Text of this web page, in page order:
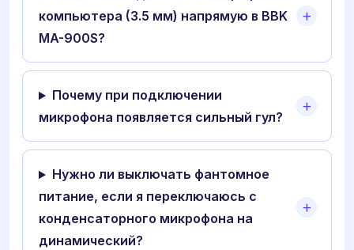
компьютера (3.5 мм) напрямую в BBK
MA-900S?
Почему при подключении
микрофона появляется сильный гул?
Нужно ли выключать фантомное
питание, если я переключаюсь с
конденсаторного микрофона на
динамический?